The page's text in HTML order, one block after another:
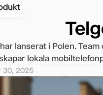
lanserat i Polen.
lokala
30, 2025